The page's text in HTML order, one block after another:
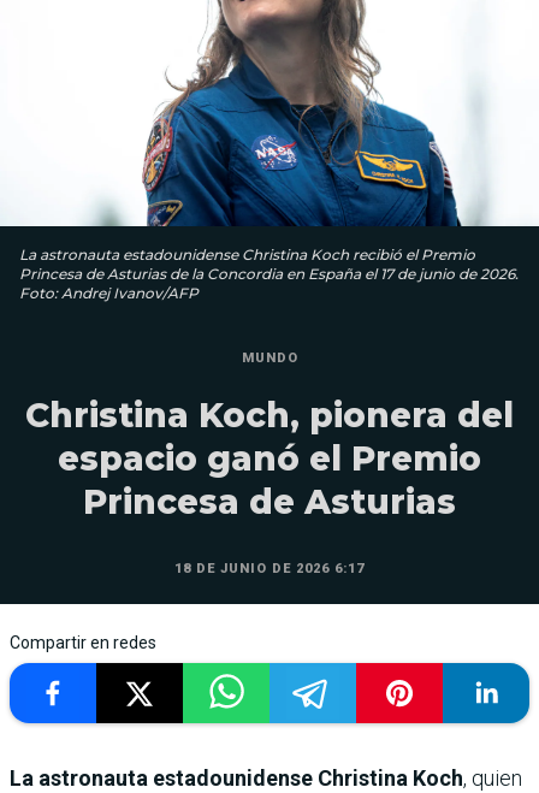
La astronauta estadounidense Christina Koch recibió el Premio
Princesa de Asturias de la Concordia en España el 17 de junio de 2026.
Foto: Andrej Ivanov/AFP
MUNDO
Christina Koch, pionera del
espacio ganó el Premio
Princesa de Asturias
18 DE JUNIO DE 2026 6:17
Compartir en redes
La astronauta estadounidense Christina Koch, quien